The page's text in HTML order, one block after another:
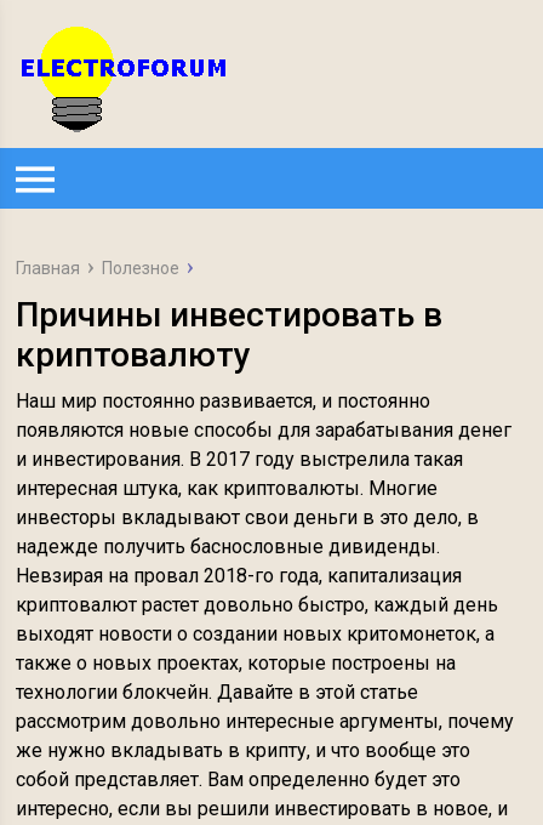
Главная Полезное
Причины инвестировать в
криптовалюту
Наш мир постоянно развивается, и постоянно
появляются новые способы для зарабатывания денег
и инвестирования. В 2017 году выстрелила такая
интересная штука, как криптовалюты. Многие
инвесторы вкладывают свои деньги в это дело, в
надежде получить баснословные дивиденды.
Невзирая на провал 2018-го года, капитализация
криптовалют растет довольно быстро, каждый день
выходят новости о создании новых критомонеток, а
также о новых проектах, которые построены на
технологии блокчейн. Давайте в этой статье
рассмотрим довольно интересные аргументы, почему
же нужно вкладывать в крипту, и что вообще это
собой представляет. Вам определенно будет это
интересно, если вы решили инвестировать в новое, и